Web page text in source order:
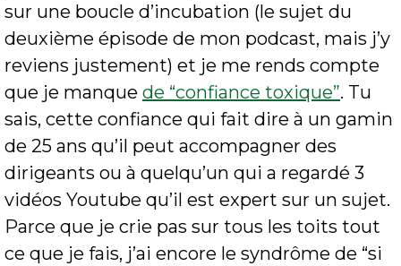
sur une boucle d’incubation (le sujet du
deuxième épisode de mon podcast, mais j’y
reviens justement) et je me rends compte
que je manque de “confiance toxique”. Tu
sais, cette confiance qui fait dire à un gamin
de 25 ans qu’il peut accompagner des
dirigeants ou à quelqu’un qui a regardé 3
vidéos Youtube qu’il est expert sur un sujet.
Parce que je crie pas sur tous les toits tout
ce que je fais, j’ai encore le syndrôme de “si